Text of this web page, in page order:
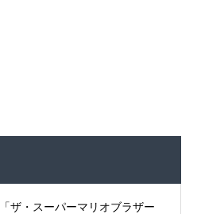
ザ・スーパーマリオブラザー